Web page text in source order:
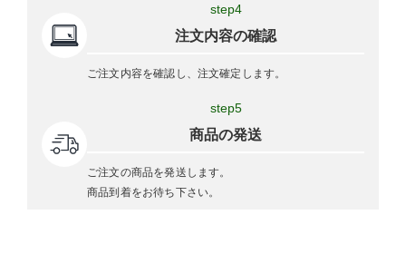
step4
注文内容の確認
ご注文内容を確認し、注文確定します。
step5
商品の発送
ご注文の商品を発送します。
商品到着をお待ち下さい。